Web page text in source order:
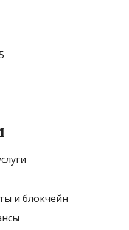
и блокчейн